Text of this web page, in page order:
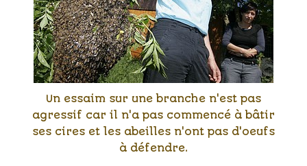
Un essaim sur une branche n'est pas
agressif car il n'a pas commencé à bâtir
ses cires et les abeilles n'ont pas d'oeufs
à défendre.